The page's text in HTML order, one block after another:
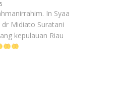
In Syaa
dr Midiato Suratani
kepulauan Riau